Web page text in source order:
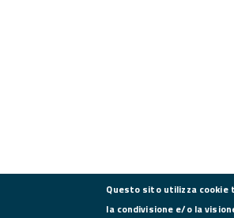
Questo sito utilizza cookie
la condivisione e/o la